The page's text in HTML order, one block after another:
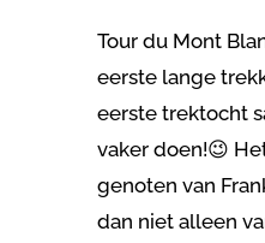
Tour du Mont
eerste lange
eerste trektocht
vaker doen!😉
genoten van
dan niet alleen